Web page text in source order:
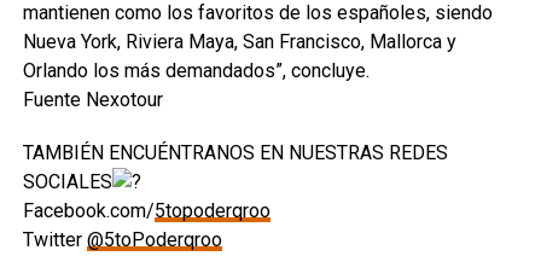
mantienen como los favoritos de los españoles, siendo
Nueva York, Riviera Maya, San Francisco, Mallorca y
Orlando los más demandados”, concluye.
Fuente Nexotour
TAMBIÉN ENCUÉNTRANOS EN NUESTRAS REDES
SOCIALES
Facebook.com/5topoderqroo
Twitter @5toPoderqroo